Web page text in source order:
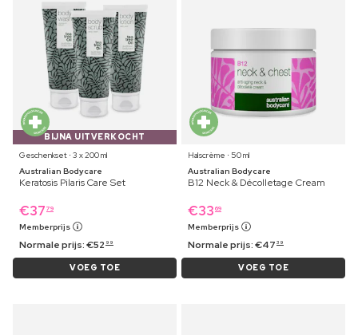
BIJNA UITVERKOCHT
Geschenkset ⋅ 3 x 200 ml
Australian Bodycare
Keratosis Pilaris Care Set
€37 79
Memberprijs
Normale prijs:€52 99
VOEG TOE
Halscrème ⋅ 50 ml
Australian Bodycare
B12 Neck & Décolletage Cream
€33 69
Memberprijs
Normale prijs:€47 39
VOEG TOE